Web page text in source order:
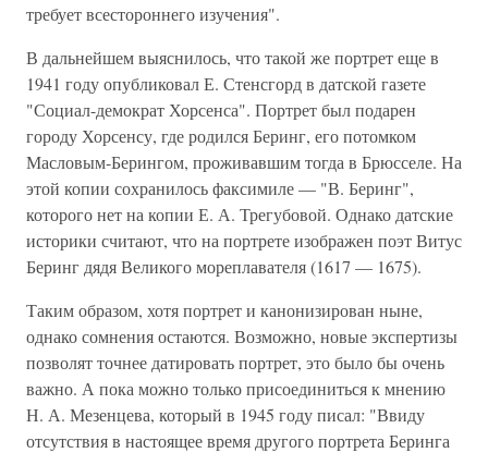
требует всестороннего изучения".
В дальнейшем выяснилось, что такой же портрет еще в
1941 году опубликовал Е. Стенсгорд в датской газете
"Социал-демократ Хорсенса". Портрет был подарен
городу Хорсенсу, где родился Беринг, его потомком
Масловым-Берингом, проживавшим тогда в Брюсселе. На
этой копии сохранилось факсимиле — "В. Беринг",
которого нет на копии Е. А. Трегубовой. Однако датские
историки считают, что на портрете изображен поэт Витус
Беринг дядя Великого мореплавателя (1617 — 1675).
Таким образом, хотя портрет и канонизирован ныне,
однако сомнения остаются. Возможно, новые экспертизы
позволят точнее датировать портрет, это было бы очень
важно. А пока можно только присоединиться к мнению
Н. А. Мезенцева, который в 1945 году писал: "Ввиду
отсутствия в настоящее время другого портрета Беринга